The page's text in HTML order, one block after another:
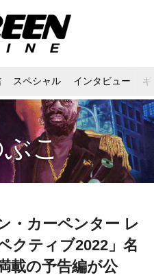
スペシャル インタビュー
こ
・カーペンター レ
クティブ2022」名
載の予告編が公